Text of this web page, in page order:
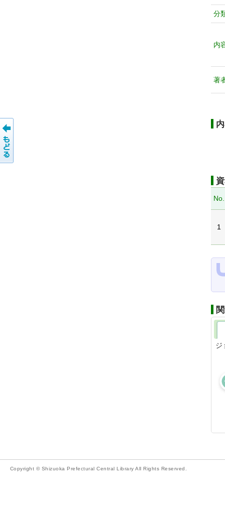
分
内
著
No.
1
ジ
Copyright © Shizuoka Prefectural Central Library All Rights Reserved.